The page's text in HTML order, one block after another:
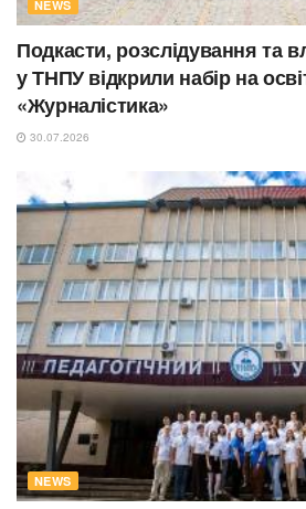
NEWS
Подкасти, розслідування та
у ТНПУ відкрили набір на
«Журналістика»
30.07.2026
NEWS